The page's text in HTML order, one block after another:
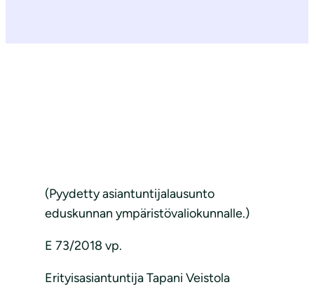
(Pyydetty asiantuntijalausunto
eduskunnan ympäristövaliokunnalle.)
E 73/2018 vp.
Erityisasiantuntija Tapani Veistola